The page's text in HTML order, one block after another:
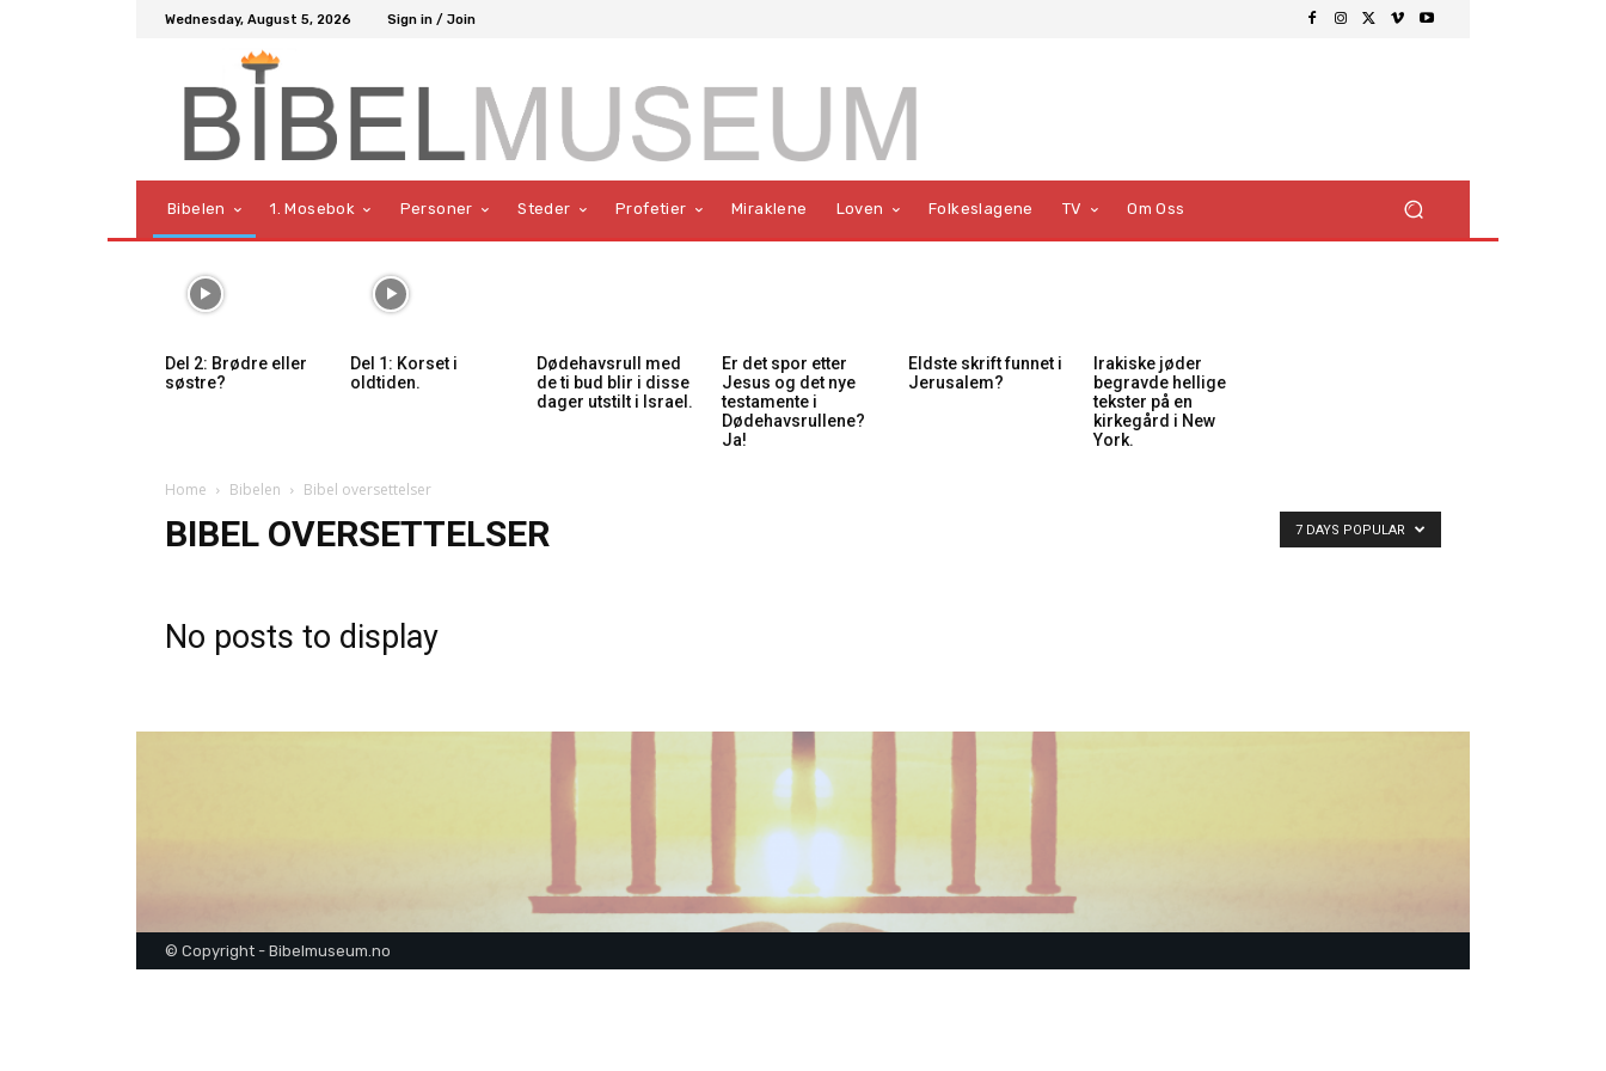
Wednesday, August 5, 2026 Sign in / Join
Bibelen 1. Mosebok Personer Steder Profetier Miraklene Loven Folkeslagene TV Om Oss
Del 2: Brødre eller
søstre?
Del 1: Korset i
oldtiden.
Dødehavsrull med
de ti bud blir i disse
dager utstilt i Israel.
Er det spor etter
Jesus og det nye
testamente i
Dødehavsrullene?
Ja!
Eldste skrift funnet i
Jerusalem?
Irakiske jøder
begravde hellige
tekster på en
kirkegård i New
York.
Home Bibelen Bibel oversettelser
BIBEL OVERSETTELSER 7 DAYS POPULAR
No posts to display
© Copyright - Bibelmuseum.no